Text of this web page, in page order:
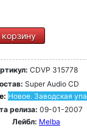
CDVP 315778
Super Audio CD
Новое. Заводская
релиза: 09-01-2007
Лейбл: Melba